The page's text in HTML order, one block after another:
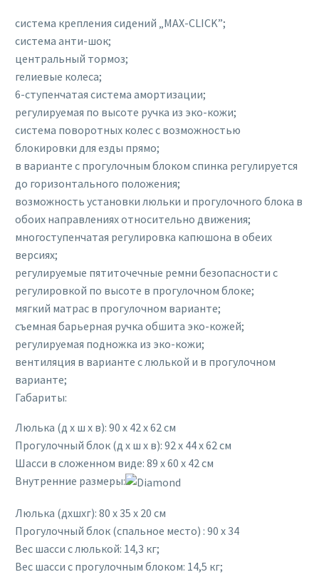
система крепления сидений „MAX-CLICK”;
система анти-шок;
центральный тормоз;
гелиевые колеса;
6-ступенчатая система амортизации;
регулируемая по высоте ручка из эко-кожи;
система поворотных колес с возможностью
блокировки для езды прямо;
в варианте с прогулочным блоком спинка регулируется
до горизонтального положения;
возможность установки люльки и прогулочного блока в
обоих направлениях относительно движения;
многоступенчатая регулировка капюшона в обеих
версиях;
регулируемые пятиточечные ремни безопасности с
регулировкой по высоте в прогулочном блоке;
мягкий матрас в прогулочном варианте;
съемная барьерная ручка обшита эко-кожей;
регулируемая подножка из эко-кожи;
вентиляция в варианте с люлькой и в прогулочном
варианте;
Габариты:
Люлька (д x ш x в): 90 x 42 x 62 см
Прогулочный блок (д x ш x в): 92 x 44 x 62 см
Шасси в сложенном виде: 89 x 60 x 42 см
Внутренние размеры:
Люлька (дxшxг): 80 x 35 x 20 см
Прогулочный блок (спальное место) : 90 x 34
Вес шасси с люлькой: 14,3 кг;
Вес шасси с прогулочным блоком: 14,5 кг;